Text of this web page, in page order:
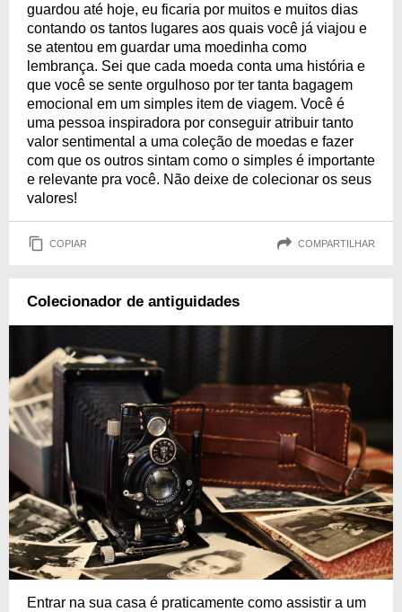
guardou até hoje, eu ficaria por muitos e muitos dias
contando os tantos lugares aos quais você já viajou e
se atentou em guardar uma moedinha como
lembrança. Sei que cada moeda conta uma história e
que você se sente orgulhoso por ter tanta bagagem
emocional em um simples item de viagem. Você é
uma pessoa inspiradora por conseguir atribuir tanto
valor sentimental a uma coleção de moedas e fazer
com que os outros sintam como o simples é importante
e relevante pra você. Não deixe de colecionar os seus
valores!
COPIAR COMPARTILHAR
Colecionador de antiguidades
Entrar na sua casa é praticamente como assistir a um